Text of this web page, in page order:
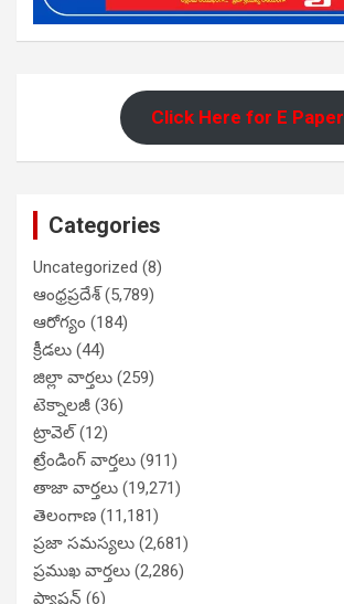
Click Here for E Paper
Categories
Uncategorized (8)
ఆంధ్రప్రదేశ్(5,789)
ఆరోగ్యం (184)
క్రీడలు (44)
జిల్లా వార్తలు (259)
టెక్నాలజీ (36)
ట్రావెల్(12)
ట్రేండింగ్ వార్తలు (911)
తాజా వార్తలు (19,271)
తెలంగాణ (11,181)
ప్రజా సమస్యలు (2,681)
ప్రముఖ వార్తలు (2,286)
ఫ్యాషన్ (6)